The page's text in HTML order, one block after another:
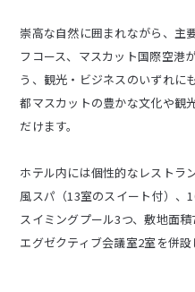
崇高な自然に囲まれながら、主
フコース、マスカット国際空港
う、観光・ビジネスのいずれに
都マスカットの豊かな文化や観
だけます。
ホテル内には個性的なレストラ
風スパ（13室のスイート付）、
スイミングプール3つ、敷地面積
エグゼクティブ会議室2室を併設